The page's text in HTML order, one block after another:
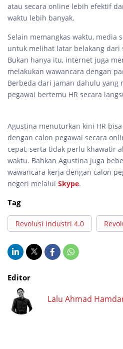
atau secara online lebih efektif
waktu lebih banyak.
Selain memangkas waktu, media
untuk melihat latar belakang dari
Bukan hanya itu, internet juga
melakukan wawancara dengan
Berbeda dari jaman dahulu yang
pegawai bertemu HR secara
Agustina menuturkan kini HR
dengan calon pegawai secara
cepat, serta tidak perlu khawatir
waktu. Bahkan Agustina juga
wawancara kerja dengan calon
negeri melalui Skype.
Tag
Revolusi Industri 4.0
Editor
Lalu Ahmad